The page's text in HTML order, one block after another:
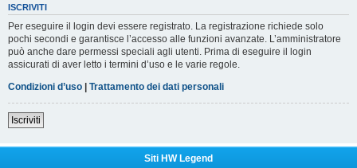
ISCRIVITI
Per eseguire il login devi essere registrato. La registrazione richiede solo
pochi secondi e garantisce l’accesso alle funzioni avanzate. L’amministratore
può anche dare permessi speciali agli utenti. Prima di eseguire il login
assicurati di aver letto i termini d’uso e le varie regole.
Condizioni d’uso | Trattamento dei dati personali
Iscriviti
Siti HW Legend